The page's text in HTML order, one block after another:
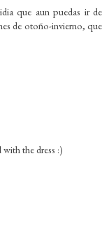
que aun puedas ir de
de otoño-invierno, que
the dress :)